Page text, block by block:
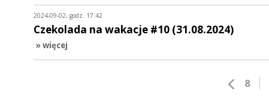
2024-09-02, godz. 17:42
Czekolada na wakacje #10 (31.08.2024)
» więcej
8